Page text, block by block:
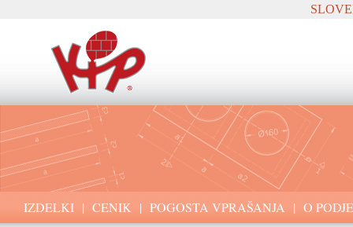
IZDELKI | CENIK | POGOSTA VPRAŠANJA | O